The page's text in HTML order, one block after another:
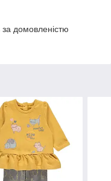
домовленістю